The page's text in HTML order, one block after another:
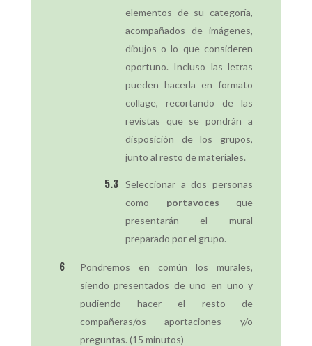
elementos de su categoría,
acompañados de imágenes,
dibujos o lo que consideren
oportuno. Incluso las letras
pueden hacerla en formato
collage, recortando de las
revistas que se pondrán a
disposición de los grupos,
junto al resto de materiales.
Seleccionar a dos personas
como portavoces que
presentarán el mural
preparado por el grupo.
Pondremos en común los murales,
siendo presentados de uno en uno y
pudiendo hacer el resto de
compañeras/os aportaciones y/o
preguntas. (15 minutos)